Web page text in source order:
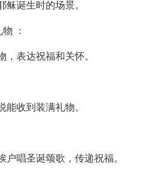
诞生时的场景。
：
表达祝福和关怀。
收到装满礼物。
唱圣诞颂歌，传递祝福。